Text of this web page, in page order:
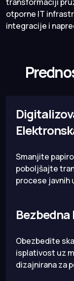
otporne IT
integracije i
Smanjite
poboljšajte
procese javnih
Obezbedite
isplativost uz
dizajnirana za